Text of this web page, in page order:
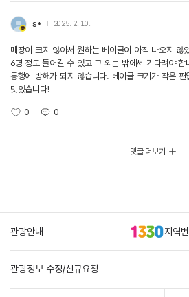
s* 2025. 2. 10.
매장이 크지 않아서 원하는 베이글이 아직 나오지 않
6명 정도 들어갈 수 있고 그 외는 밖에서 기다려야
통행에 방해가 되지 않습니다. 베이글 크기가 작은
맛있습니다!
0 0
댓글 더보기
관광안내 지역
관광정보 수정/신규요청